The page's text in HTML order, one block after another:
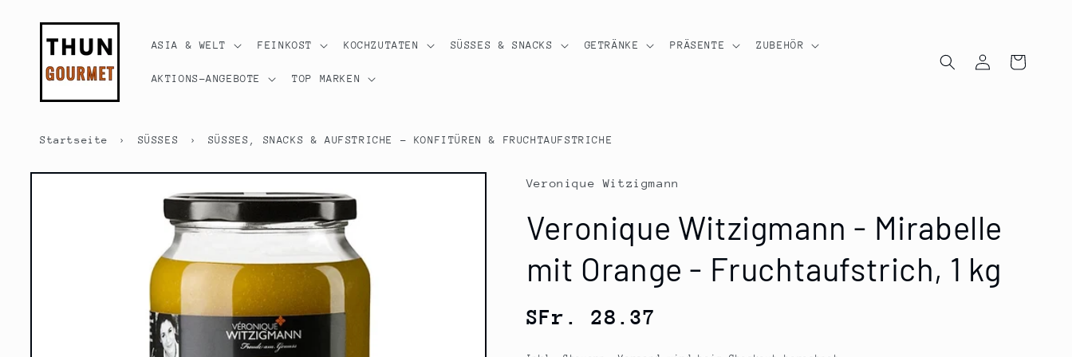
ASIA & WELT FEINKOST KOCHZUTATEN SÜSSES & SNACKS GETRÄNKE PRÄSENTE ZUBEHÖR
AKTIONS-ANGEBOTE TOP MARKEN
EinloggenWarenkorb
Startseite › SÜSSES › SÜSSES, SNACKS & AUFSTRICHE - KONFITÜREN & FRUCHTAUFSTRICHE
Veronique Witzigmann
Veronique Witzigmann - Mirabelle
mit Orange - Fruchtaufstrich, 1 kg
Normaler
SFr. 28.37